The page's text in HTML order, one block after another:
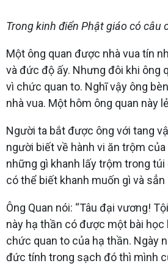
Trong kinh điển Phật giáo có câu
Một ông quan được nhà vua tín
và đức độ ấy. Nhưng đôi khi ông
vì chức quan to. Nghĩ vậy ông
nhà vua. Một hôm ông quan này
Người ta bắt được ông với tang
người biết về hành vi ăn trộm
những gì khanh lấy trộm trong
có thể biết khanh muốn gì và
Ông Quan nói: “Tâu đại vương!
này hạ thần có được một bài
chức quan to của hạ thần. Ngày
đức tính trong sạch đó thì mình